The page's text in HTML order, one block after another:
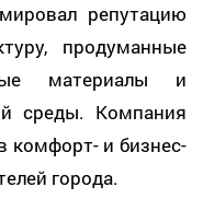
репутацию
продуманные
материалы и
среды. Компания
комфорт- и бизнес-
города.